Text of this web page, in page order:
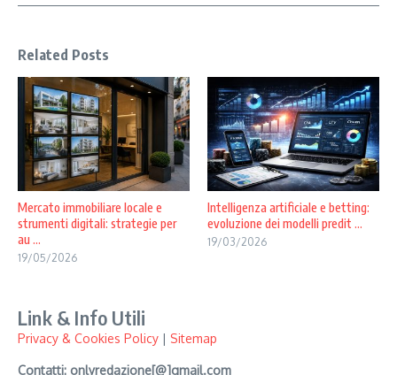
Related Posts
Mercato immobiliare locale e
strumenti digitali: strategie per
au ...
19/05/2026
Intelligenza artificiale e betting:
evoluzione dei modelli predit ...
19/03/2026
Link & Info Utili
Privacy & Cookies Policy | Sitemap
Contatti: onlyredazione[@]gmail.com